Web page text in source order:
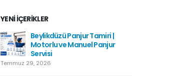
YENI İÇERIKLER
Beylikdüzü Panjur Tamiri |
Motorlu ve Manuel Panjur
Servisi
Temmuz 29, 2026